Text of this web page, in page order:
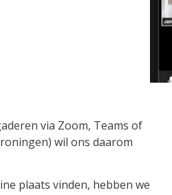
via Zoom, Teams of
wil ons daarom
plaats vinden, hebben we